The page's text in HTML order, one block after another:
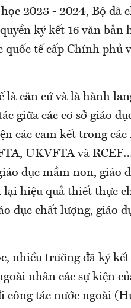
2023 - 2024, Bộ đã
ký kết 16 văn bản
quốc tế cấp Chính phủ
là căn cứ và là hành
giữa các cơ sở giáo
các cam kết trong các
UKVFTA và
dục mầm non, giáo
lại hiệu quả thiết thực
dục chất lượng, giáo
nhiều trường đã ký
nhân các sự kiện
công tác nước ngoài